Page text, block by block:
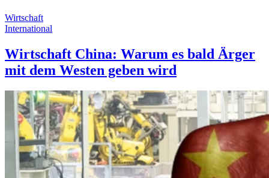
Wirtschaft
International
Wirtschaft China: Warum es bald Ärger
mit dem Westen geben wird